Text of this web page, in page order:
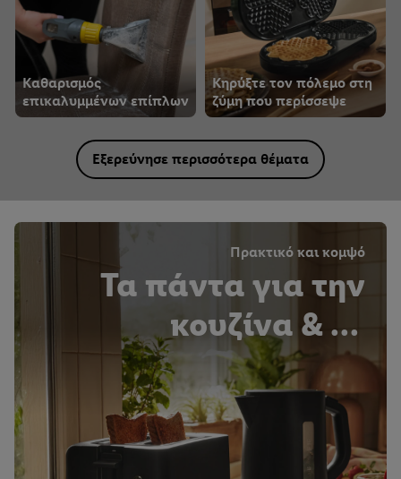
Καθαρισμός
επικαλυμμένων επίπλων
Κηρύξτε τον πόλεμο στη
ζύμη που περίσσεψε
Εξερεύνησε περισσότερα θέματα
Πρακτικό και κομψό
Τα πάντα για την
κουζίνα & το
νοικοκυριό